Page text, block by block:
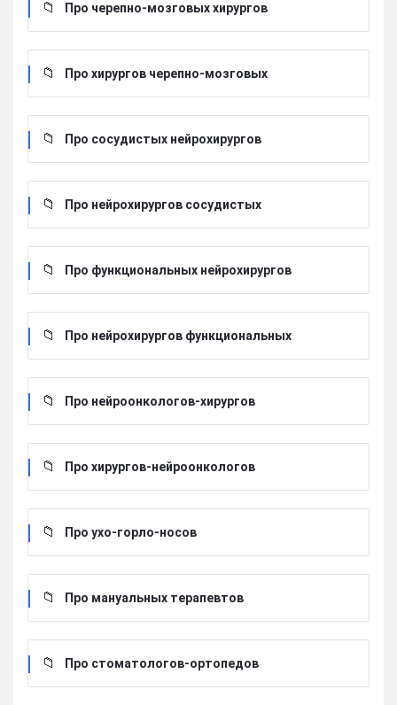
Про черепно-мозговых хирургов
Про хирургов черепно-мозговых
Про сосудистых нейрохирургов
Про нейрохирургов сосудистых
Про функциональных нейрохирургов
Про нейрохирургов функциональных
Про нейроонкологов-хирургов
Про хирургов-нейроонкологов
Про ухо-горло-носов
Про мануальных терапевтов
Про стоматологов-ортопедов